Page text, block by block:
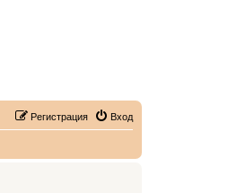
Вход
Регистрация